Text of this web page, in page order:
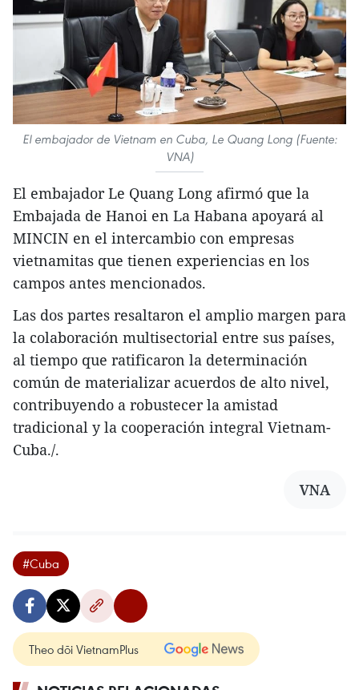
El embajador de Vietnam en Cuba, Le Quang Long (Fuente:
VNA)
El embajador Le Quang Long afirmó que la
Embajada de Hanoi en La Habana apoyará al
MINCIN en el intercambio con empresas
vietnamitas que tienen experiencias en los
campos antes mencionados.
Las dos partes resaltaron el amplio margen para
la colaboración multisectorial entre sus países,
al tiempo que ratificaron la determinación
común de materializar acuerdos de alto nivel,
contribuyendo a robustecer la amistad
tradicional y la cooperación integral Vietnam-
Cuba./.
VNA
#Cuba
Theo dõi VietnamPlus